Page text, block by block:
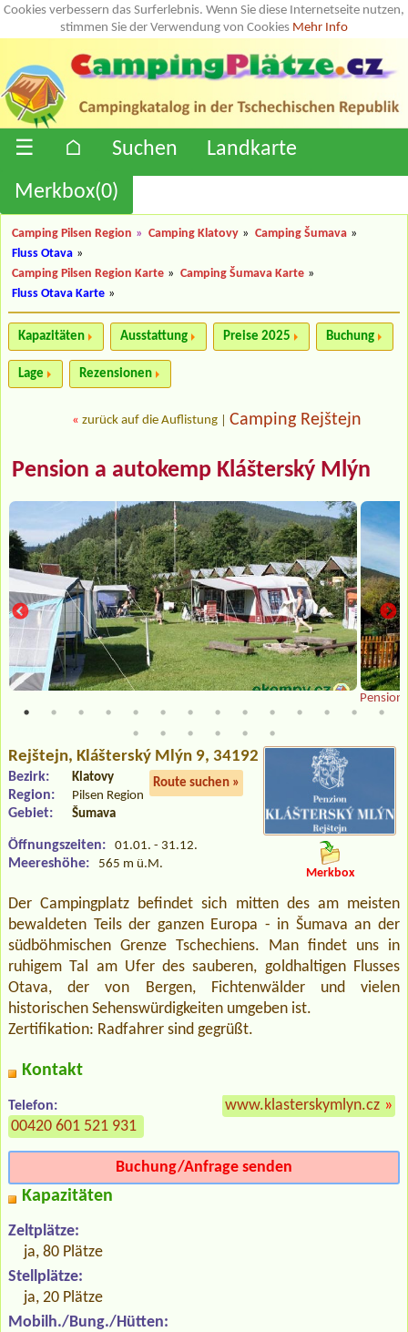
Cookies verbessern das Surferlebnis. Wenn Sie diese Internetseite nutzen,
stimmen Sie der Verwendung von Cookies Mehr Info
☰ ⌂ Suchen
Landkarte
Merkbox(0)
Camping Pilsen Region » Camping Klatovy » Camping Šumava »
Fluss Otava »
Camping Pilsen Region Karte » Camping Šumava Karte »
Fluss Otava Karte »
Kapazitäten Ausstattung Preise 2025 Buchung
Lage Rezensionen
« zurück auf die Auflistung Camping Rejštejn
Pension a autokemp Klášterský Mlýn
Pension
Rejštejn, Klášterský Mlýn 9, 34192
Route suchen »
Bezirk: Klatovy
Region: Pilsen Region
Gebiet: Šumava
Öffnungszeiten: 01.01. - 31.12.
Meereshöhe: 565 m ü.M.
Merkbox
Der Campingplatz befindet sich mitten des am meisten
bewaldeten Teils der ganzen Europa - in Šumava an der
südböhmischen Grenze Tschechiens. Man findet uns in
ruhigem Tal am Ufer des sauberen, goldhaltigen Flusses
Otava, der von Bergen, Fichtenwälder und vielen
historischen Sehenswürdigkeiten umgeben ist.
Zertifikation: Radfahrer sind gegrüßt.
Kontakt
Telefon:
00420 601 521 931
www.klasterskymlyn.cz »
Buchung/Anfrage senden
Kapazitäten
Zeltplätze:
ja, 80 Plätze
Stellplätze:
ja, 20 Plätze
Mobilh./Bung./Hütten: